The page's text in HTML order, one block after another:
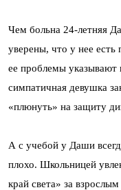
Чем больна 24-летняя
уверены, что у нее есть
ее проблемы указывают
симпатичная девушка
«плюнуть» на защиту
А с учебой у Даши
плохо. Школьницей
край света» за